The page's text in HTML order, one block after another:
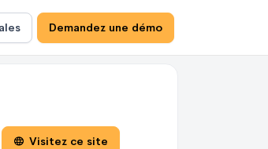
Demandez une démo
Visitez ce site